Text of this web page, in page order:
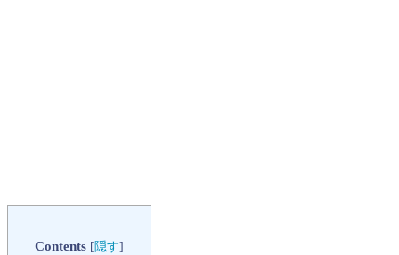
Contents [隠す]